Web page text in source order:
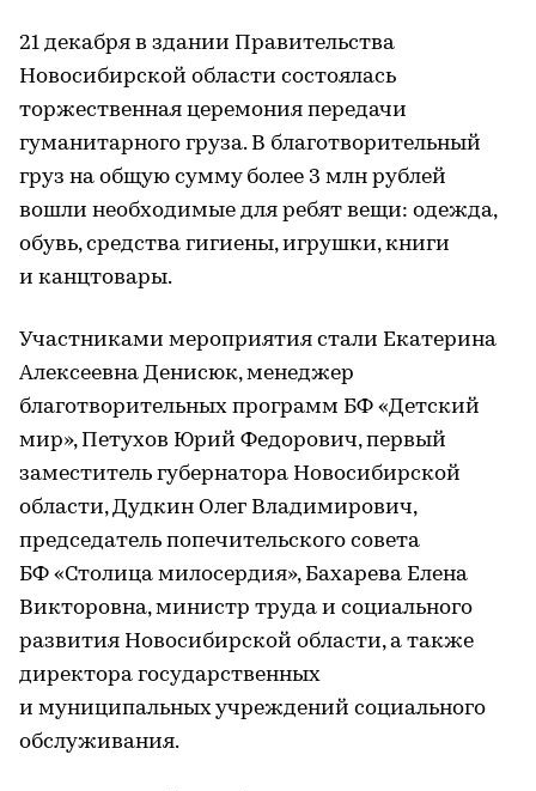
21 декабря в здании Правительства
Новосибирской области состоялась
торжественная церемония передачи
гуманитарного груза. В благотворительный
груз на общую сумму более 3 млн рублей
вошли необходимые для ребят вещи: одежда,
обувь, средства гигиены, игрушки, книги
и канцтовары.
Участниками мероприятия стали Екатерина
Алексеевна Денисюк, менеджер
благотворительных программ БФ «Детский
мир», Петухов Юрий Федорович, первый
заместитель губернатора Новосибирской
области, Дудкин Олег Владимирович,
председатель попечительского совета
БФ «Столица милосердия», Бахарева Елена
Викторовна, министр труда и социального
развития Новосибирской области, а также
директора государственных
и муниципальных учреждений социального
обслуживания.